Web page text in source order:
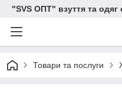
"SVS ОПТ" взуття та одяг
Товари та послуги